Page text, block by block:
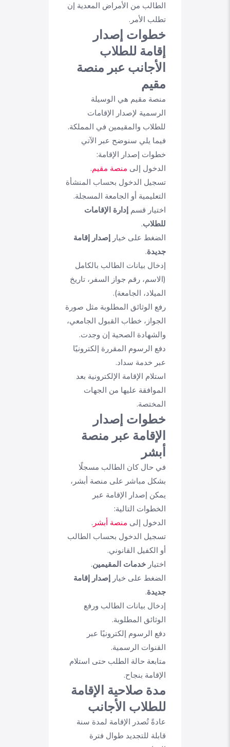
الطالب من الأمراض المعدية إن
تطلب الأمر.
خطوات إصدار
إقامة للطلاب
الأجانب عبر منصة
مقيم
منصة مقيم هي الوسيلة
الرسمية لإصدار الإقامات
للطلاب والمقيمين في المملكة.
فيما يلي سنوضح عبر الآتي
خطوات إصدار الإقامة:
الدخول إلى منصة مقيم.
تسجيل الدخول بحساب المنشأة
التعليمية أو الجامعة المسجلة.
اختيار قسم إدارة الإقامات
للطلاب.
الضغط على خيار إصدار إقامة
جديدة.
إدخال بيانات الطالب بالكامل
(الاسم، رقم جواز السفر، تاريخ
الميلاد، الجامعة).
رفع الوثائق المطلوبة مثل صورة
الجواز، خطاب القبول الجامعي،
والشهادة الصحية إن وجدت.
دفع الرسوم المقررة إلكترونيًا
عبر خدمة سداد.
استلام الإقامة الإلكترونية بعد
الموافقة عليها من الجهات
المختصة.
خطوات إصدار
الإقامة عبر منصة
أبشر
في حال كان الطالب مسجلًا
بشكل مباشر على منصة أبشر،
يمكن إصدار الإقامة عبر
الخطوات التالية:
الدخول إلى منصة أبشر .
تسجيل الدخول بحساب الطالب
أو الكفيل القانوني.
اختيار خدمات المقيمين.
الضغط على خيار إصدار إقامة
جديدة.
إدخال بيانات الطالب ورفع
الوثائق المطلوبة.
دفع الرسوم إلكترونيًا عبر
القنوات الرسمية.
متابعة حالة الطلب حتى استلام
الإقامة بنجاح.
مدة صلاحية الإقامة
للطلاب الأجانب
عادةً تُصدر الإقامة لمدة سنة
قابلة للتجديد طوال فترة